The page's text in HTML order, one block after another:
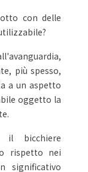
con delle
più spesso,
a un aspetto
oggetto la
il bicchiere
rispetto nei
significativo